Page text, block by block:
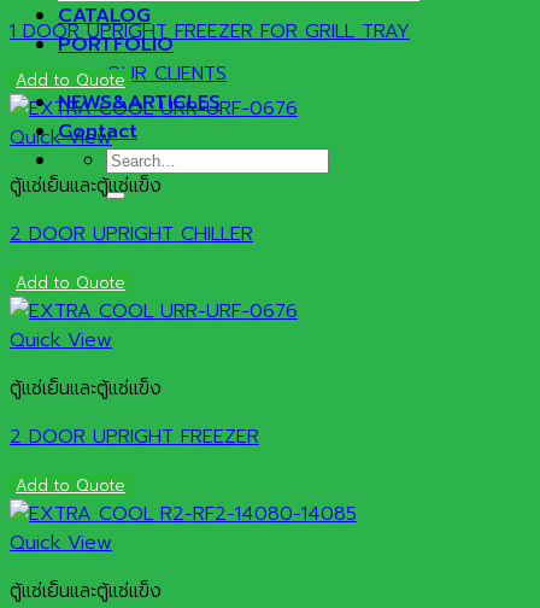
CATALOG
PORTFOLIO
OUR CLIENTS
NEWS&ARTICLES
Contact
Search
for:
1 DOOR UPRIGHT FREEZER FOR GRILL TRAY
Add to Quote
Quick View
ตู้แช่เย็นและตู้แช่แข็ง
2 DOOR UPRIGHT CHILLER
Add to Quote
Quick View
ตู้แช่เย็นและตู้แช่แข็ง
2 DOOR UPRIGHT FREEZER
Add to Quote
Quick View
ตู้แช่เย็นและตู้แช่แข็ง